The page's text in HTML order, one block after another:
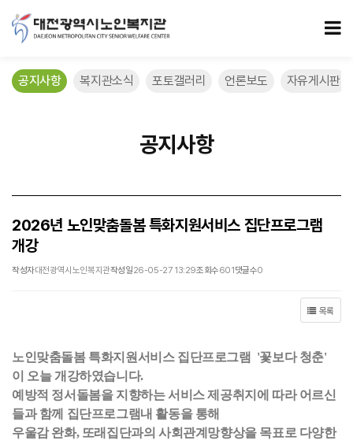
2026년 노인맞춤돌봄 특화지원서비스 집단프로그램 개강 > 공지사항
공지사항 복지관소식 포토갤러리 언론보도 자유게시판
공지사항
2026년 노인맞춤돌봄 특화지원서비스 집단프로그램
개강
작성자대전광역시노인복지관작성일26-05-27 13:29조회수601댓글수0
목록
노인맞춤돌봄 특화지원서비스 집단프로그램 '꽃보다 청춘'
이 오늘 개강하였습니다.
예방적 정서돌봄을 지향하는 서비스 제공취지에 따라 어르신
들과 함께 집단프로그램내 활동을 통해
우울감 완화, 또래집단과의 사회관계망향상을 목표로 다양한